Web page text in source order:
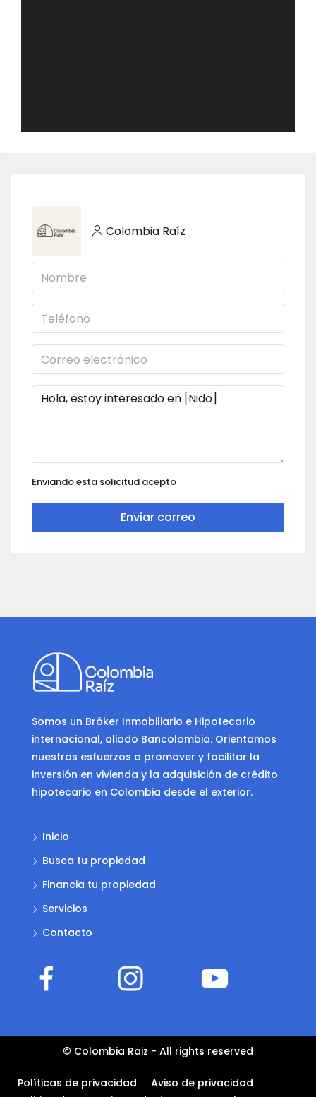
Colombia Raíz
Enviando esta solicitud acepto
Enviar correo
Somos un Bróker Inmobiliario e Hipotecario
internacional, aliado Bancolombia. Orientamos
nuestros esfuerzos a promover y facilitar la
inversión en vivienda y la adquisición de crédito
hipotecario en Colombia desde el exterior.
Inicio
Busca tu propiedad
Financia tu propiedad
Servicios
Contacto
© Colombia Raiz - All rights reserved
Políticas de privacidad
Aviso de privacidad